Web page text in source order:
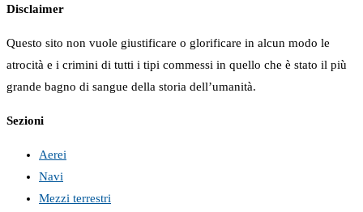
Disclaimer
Questo sito non vuole giustificare o glorificare in alcun modo le
atrocità e i crimini di tutti i tipi commessi in quello che è stato il più
grande bagno di sangue della storia dell’umanità.
Sezioni
Aerei
Navi
Mezzi terrestri